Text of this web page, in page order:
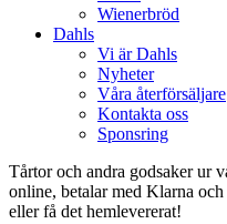
Wienerbröd
Dahls
Vi är Dahls
Nyheter
Våra återförsäljare
Kontakta oss
Sponsring
Tårtor och andra godsaker ur
online, betalar med Klarna
eller få det hemlevererat!